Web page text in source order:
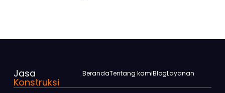
Jasa
Konstruksi
BerandaTentang kamiBlogLayanan